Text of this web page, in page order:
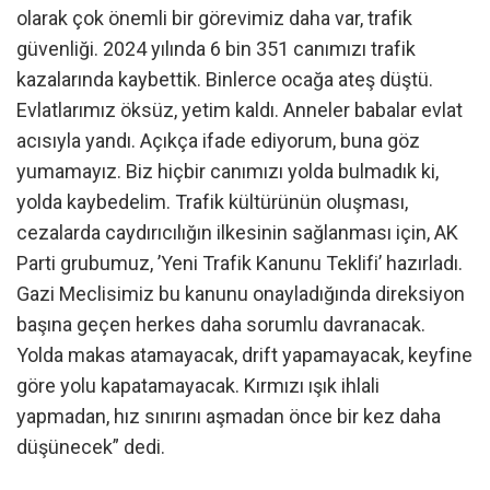
olarak çok önemli bir görevimiz daha var, trafik
güvenliği. 2024 yılında 6 bin 351 canımızı trafik
kazalarında kaybettik. Binlerce ocağa ateş düştü.
Evlatlarımız öksüz, yetim kaldı. Anneler babalar evlat
acısıyla yandı. Açıkça ifade ediyorum, buna göz
yumamayız. Biz hiçbir canımızı yolda bulmadık ki,
yolda kaybedelim. Trafik kültürünün oluşması,
cezalarda caydırıcılığın ilkesinin sağlanması için, AK
Parti grubumuz, ’Yeni Trafik Kanunu Teklifi’ hazırladı.
Gazi Meclisimiz bu kanunu onayladığında direksiyon
başına geçen herkes daha sorumlu davranacak.
Yolda makas atamayacak, drift yapamayacak, keyfine
göre yolu kapatamayacak. Kırmızı ışık ihlali
yapmadan, hız sınırını aşmadan önce bir kez daha
düşünecek” dedi.